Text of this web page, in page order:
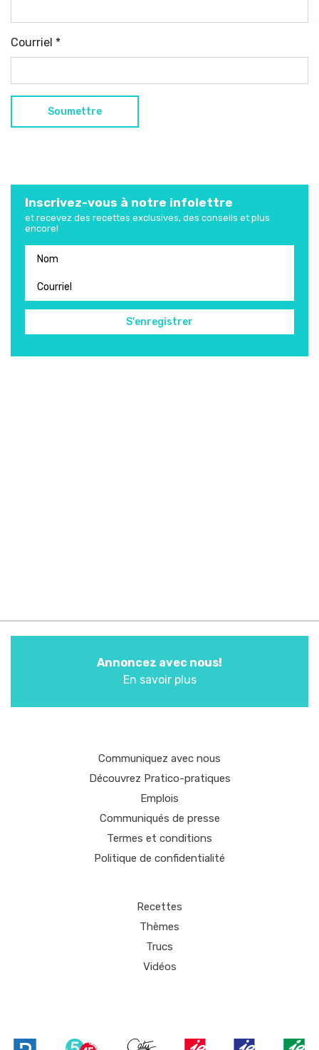
Courriel *
Inscrivez-vous à notre infolettre
et recevez des recettes exclusives, des conseils et plus
encore!
Annoncez avec nous!
En savoir plus
Communiquez avec nous
Découvrez Pratico-pratiques
Emplois
Communiqués de presse
Termes et conditions
Politique de confidentialité
Recettes
Thèmes
Trucs
Vidéos